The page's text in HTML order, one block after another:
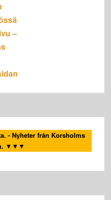
–
- Nyheter från Korsholms
▼▼▼